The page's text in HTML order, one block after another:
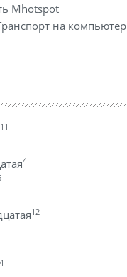
Mhotspot
на компьютер
11
4
12
4